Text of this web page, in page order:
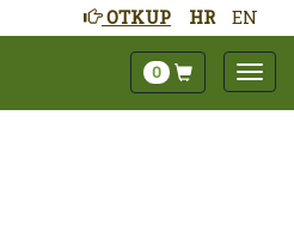
HR EN
OTKUP
0